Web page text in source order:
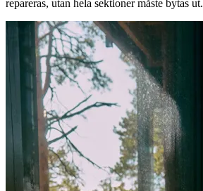
repareras, utan hela sektioner måste bytas ut.